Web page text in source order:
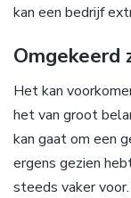
kan een bedrijf
Omgekeerd
Het kan
het van groot
kan gaat om een
ergens gezien
steeds vaker